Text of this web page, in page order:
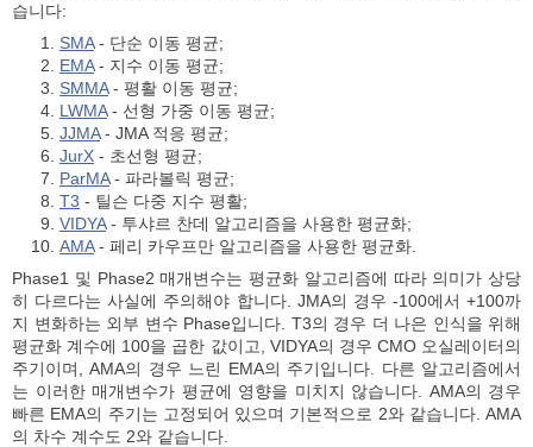
습니다:
SMA- 단순 이동 평균;
EMA- 지수 이동 평균;
SMMA- 평활 이동 평균;
LWMA- 선형 가중 이동 평균;
JJMA- JMA 적응 평균;
JurX - 초선형 평균;
ParMA- 파라볼릭 평균;
T3 - 틸슨 다중 지수 평활;
VIDYA- 투샤르 찬데 알고리즘을 사용한 평균화;
AMA- 페리 카우프만 알고리즘을 사용한 평균화.
Phase1 및 Phase2 매개변수는 평균화 알고리즘에 따라 의미가 상당
히 다르다는 사실에 주의해야 합니다. JMA의 경우 -100에서 +100까
지 변화하는 외부 변수 Phase입니다. T3의 경우 더 나은 인식을 위해
평균화 계수에 100을 곱한 값이고, VIDYA의 경우 CMO 오실레이터의
주기이며, AMA의 경우 느린 EMA의 주기입니다. 다른 알고리즘에서
는 이러한 매개변수가 평균에 영향을 미치지 않습니다. AMA의 경우
빠른 EMA의 주기는 고정되어 있으며 기본적으로 2와 같습니다. AMA
의 차수 계수도 2와 같습니다.